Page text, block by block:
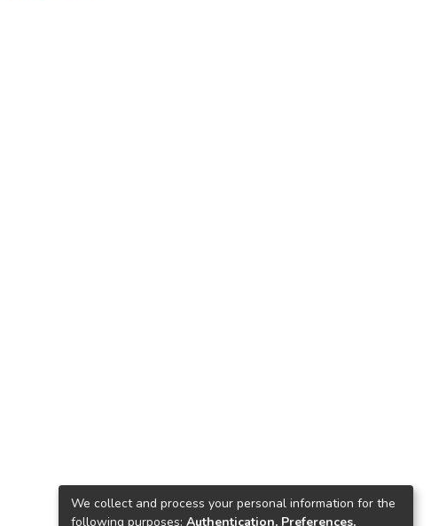
We collect and process your personal information for the
following purposes: Authentication, Preferences,